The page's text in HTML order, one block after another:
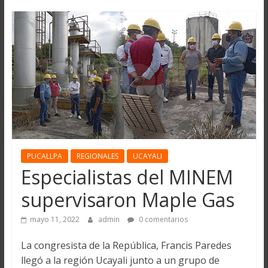
PUCALLPA REGIONALES UCAYALI
Especialistas del MINEM
supervisaron Maple Gas
mayo 11, 2022 admin 0 comentarios
La congresista de la República, Francis Paredes
llegó a la región Ucayali junto a un grupo de